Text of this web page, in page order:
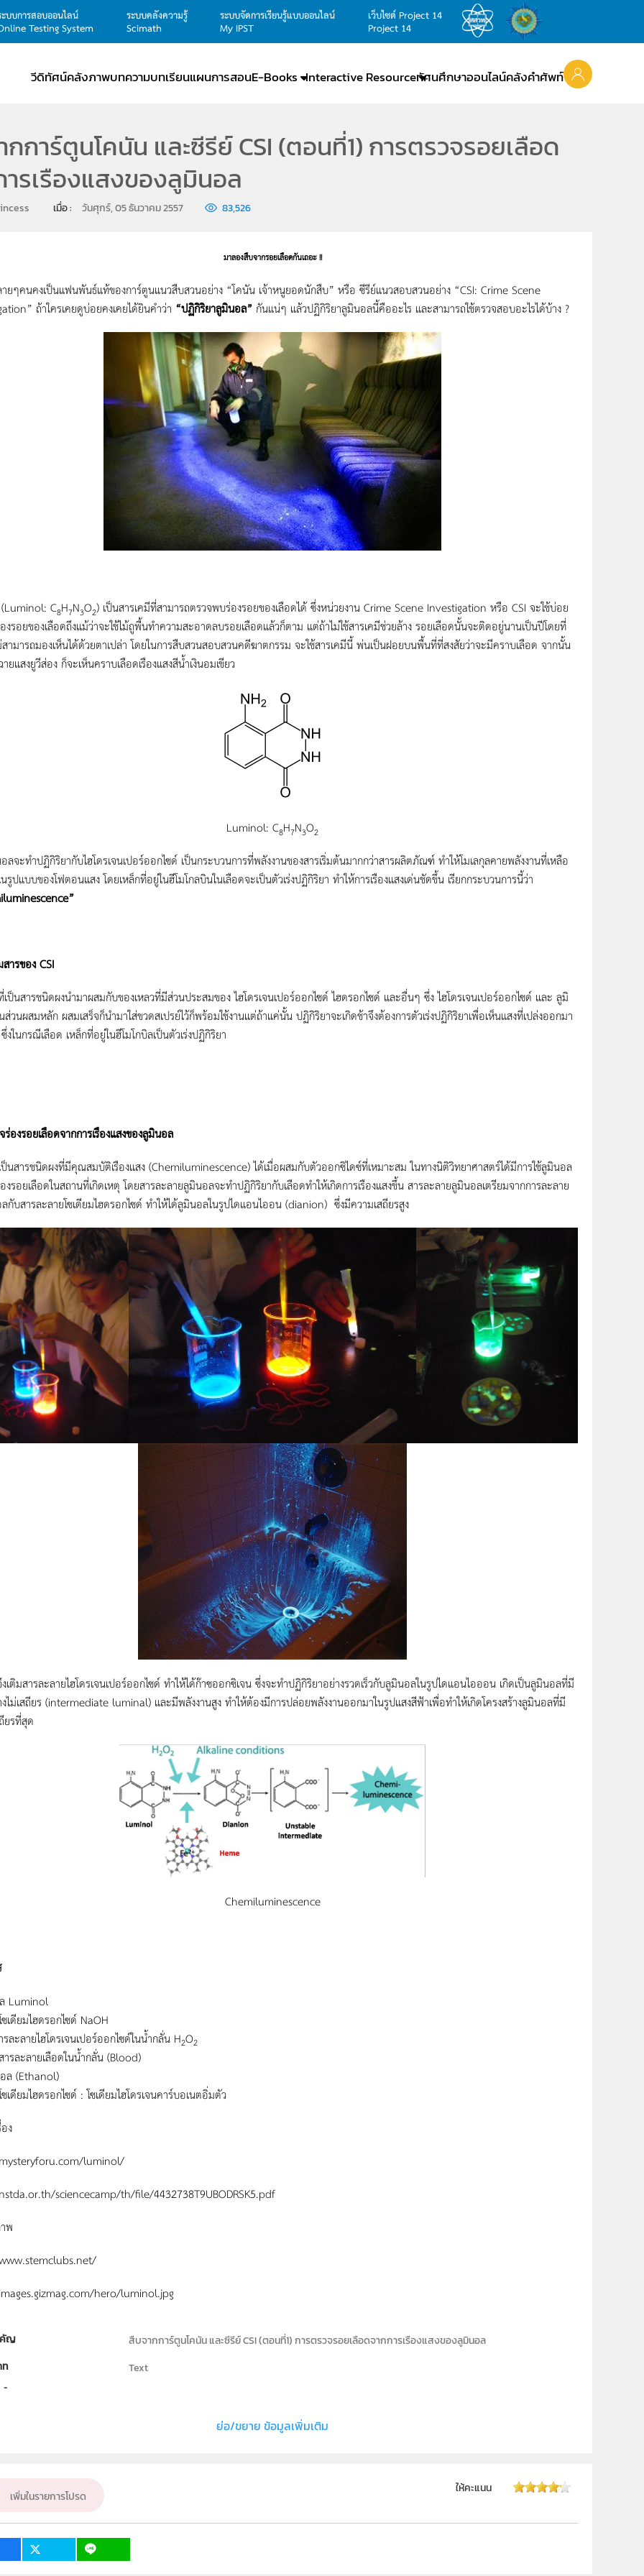
บบการสอบออนไลน์
Testing System
ระบบคลังความรู้
Scimath
ระบบจัดการเรียนรู้แบบออนไลน์
My IPST
เว็บไซต์ Project 14
Project 14
วีดิทัศน์คลังภาพบทความบทเรียนแผนการสอนE-Books Interactive Resourceทัศนศึกษาออนไลน์คลังคำศัพท์
การ์ตูนโคนัน และซีรีย์ CSI (ตอนที่1) การตรวจรอยเลือด
รเรืองแสงของลูมินอล
เมื่อ : วันศุกร์, 05 ธันวาคม 2557 83,526
มาลองสืบจากรอยเลือดกันเถอะ !!
ยๆคนคงเป็นแฟนพันธ์แท้ของการ์ตูนแนวสืบสวนอย่าง “โคนัน เจ้าหนูยอดนักสืบ” หรือ ซีรีย์แนวสอบสวนอย่าง “CSI: Crime Scene
ถ้าใครเคยดูบ่อยคงเคยได้ยินคำว่า “ปฏิกิริยาลูมินอล” กันแน่ๆ แล้วปฏิกิริยาลูมินอลนี้คืออะไร และสามารถใช้ตรวจสอบอะไรได้บ้าง ?
(Luminol: C8H7N3O2) เป็นสารเคมีที่สามารถตรวจพบร่องรอยของเลือดได้ ซึ่งหน่วยงาน Crime Scene Investigation หรือ CSI จะใช้บ่อย
งรอยของเลือดถึงแม้ว่าจะใช้ไม้ถูพื้นทำความสะอาดลบรอยเลือดแล้วก็ตาม แต่ถ้าไม่ใช้สารเคมีช่วยล้าง รอยเลือดนั้นจะติดอยู่นานเป็นปีโดยที่
สามารถมองเห็นได้ด้วยตาเปล่า โดยในการสืบสวนสอบสวนคดีฆาตกรรม จะใช้สารเคมีนี้ พ่นเป็นฝอยบนพื้นที่ที่สงสัยว่าจะมีคราบเลือด จากนั้น
ายแสงยูวีส่อง ก็จะเห็นคราบเลือดเรืองแสงสีน้ำเงินอมเขียว
Luminol: C8H7N3O2
ลจะทำปฏิกิริยากับไฮโดรเจนเปอร์ออกไซด์ เป็นกระบวนการที่พลังงานของสารเริ่มต้นมากกว่าสารผลิตภัณฑ์ ทำให้โมเลกุลคายพลังงานที่เหลือ
รูปแบบของโฟตอนแสง โดยเหล็กที่อยู่ในฮีโมโกลบินในเลือดจะเป็นตัวเร่งปฏิกิริยา ทำให้การเรืองแสงเด่นชัดขึ้น เรียกกระบวนการนี้ว่า
สารของ CSI
ป็นสารชนิดผงนำมาผสมกับของเหลวที่มีส่วนประสมของ ไฮโดรเจนเปอร์ออกไซด์ ไฮดรอกไซด์ และอื่นๆ ซึ่ง ไฮโดรเจนเปอร์ออกไซด์ และ ลูมิ
วนผสมหลัก ผสมเสร็จก็นำมาใส่ขวดสเปรย์ไว้ก็พร้อมใช้งานแต่ถ้าแค่นั้น ปฏิกิริยาจะเกิดช้าจึงต้องการตัวเร่งปฏิกิริยาเพื่อเห็นแสงที่เปล่งออกมา
งในกรณีเลือด เหล็กที่อยู่ในฮีโมโกบิลเป็นตัวเร่งปฏิกิริยา
ร่องรอยเลือดจากการเรืองแสงของลูมินอล
นสารชนิดผงที่มีคุณสมบัติเรืองแสง (Chemiluminescence) ได้เมื่อผสมกับตัวออกซิไดซ์ที่เหมาะสม ในทางนิติวิทยาศาสตร์ได้มีการใช้ลูมินอล
งรอยเลือดในสถานที่เกิดเหตุ โดยสารละลายลูมินอลจะทำปฏิกิริยากับเลือดทำให้เกิดการเรืองแสงขึ้น สารละลายลูมินอลเตรียมจากการละลาย
กับสารละลายโซเดียมไฮดรอกไซด์ ทำให้ได้ลูมินอลในรูปไดแอนไออน (dianion) ซึ่งมีความเสถียรสูง
เติมสารละลายไฮโดรเจนเปอร์ออกไซด์ ทำให้ได้ก๊าซออกซิเจน ซึ่งจะทำปฏิกิริยาอย่างรวดเร็วกับลูมินอลในรูปไดแอนไอออน เกิดเป็นลูมินอลที่มี
งไม่เสถียร (intermediate luminal) และมีพลังงานสูง ทำให้ต้องมีการปล่อยพลังงานออกมาในรูปแสงสีฟ้าเพื่อทำให้เกิดโครงสร้างลูมินอลที่มี
ยรที่สุด
Chemiluminescence
Luminol
เดียมไฮดรอกไซด์ NaOH
ละลายไฮโดรเจนเปอร์ออกไซด์ในน้ำกลั่น H2O2
รละลายเลือดในน้ำกลั่น (Blood)
ล (Ethanol)
เดียมไฮดรอกไซด์ : โซเดียมไฮโดรเจนคาร์บอเนตอิ่มตัว
ง
luminol/
sciencecamp/th/file/4432738T9UBODRSK5.pdf
พ
hero/luminol.jpg
คัญ
สืบจากการ์ตูนโคนัน และซีรีย์ CSI (ตอนที่1) การตรวจรอยเลือดจากการเรืองแสงของลูมินอล
ท
Text
ย่อ/ขยาย ข้อมูลเพิ่มเติม
เพิ่มในรายการโปรด
ให้คะแนน